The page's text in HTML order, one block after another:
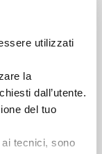
utilizzati
la
dall’utente.
del tuo
tecnici, sono